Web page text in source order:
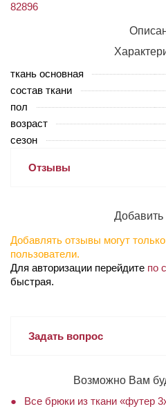
82896
ткань основная
состав ткани
пол
возраст
сезон
Отзывы
Добавить
Добавлять отзывы могут
пользователи.
Для авторизации перейдите по
быстрая.
Задать вопрос
Возможно Вам
Все брюки из ткани «футер